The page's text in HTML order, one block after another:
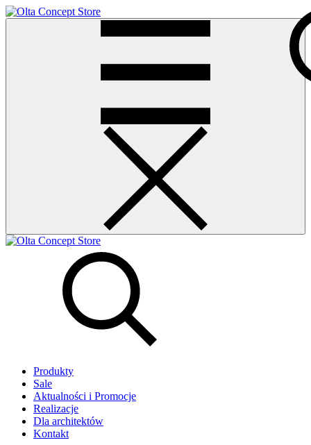
Produkty
Sale
Aktualności i Promocje
Realizacje
Dla architektów
Kontakt